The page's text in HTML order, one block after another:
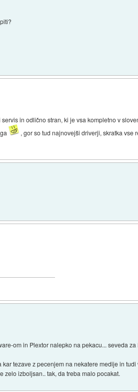
in odlično stran, ki je vsa kompletno v
, gor so tud najnovejši driverji, skratka
om in Plextor nalepko na pekacu... seveda
tezave z pecenjem na nekatere medije in
zelo izboljsan.. tak, da treba malo pocakat.